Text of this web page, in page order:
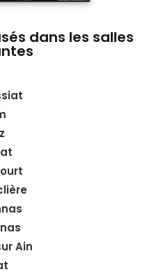
dans les salles
Ain